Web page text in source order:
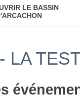
LE BASSIN
LA